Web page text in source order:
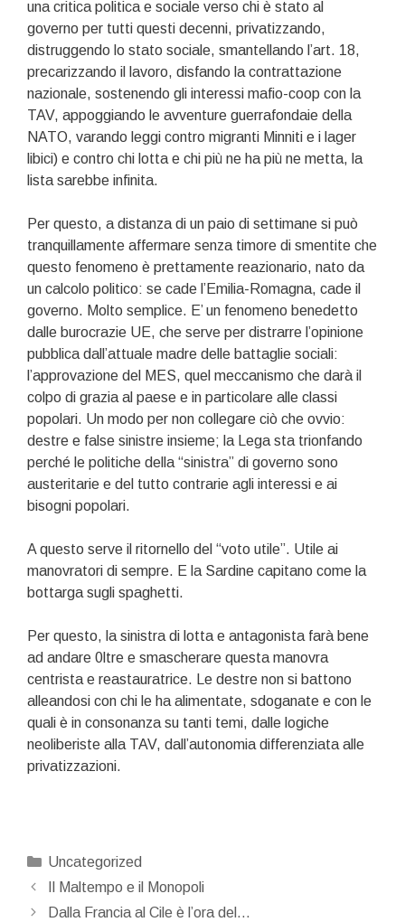
una critica politica e sociale verso chi è stato al
governo per tutti questi decenni, privatizzando,
distruggendo lo stato sociale, smantellando l’art. 18,
precarizzando il lavoro, disfando la contrattazione
nazionale, sostenendo gli interessi mafio-coop con la
TAV, appoggiando le avventure guerrafondaie della
NATO, varando leggi contro migranti Minniti e i lager
libici) e contro chi lotta e chi più ne ha più ne metta, la
lista sarebbe infinita.
Per questo, a distanza di un paio di settimane si può
tranquillamente affermare senza timore di smentite che
questo fenomeno è prettamente reazionario, nato da
un calcolo politico: se cade l’Emilia-Romagna, cade il
governo. Molto semplice. E’ un fenomeno benedetto
dalle burocrazie UE, che serve per distrarre l’opinione
pubblica dall’attuale madre delle battaglie sociali:
l’approvazione del MES, quel meccanismo che darà il
colpo di grazia al paese e in particolare alle classi
popolari. Un modo per non collegare ciò che ovvio:
destre e false sinistre insieme; la Lega sta trionfando
perché le politiche della “sinistra” di governo sono
austeritarie e del tutto contrarie agli interessi e ai
bisogni popolari.
A questo serve il ritornello del “voto utile”. Utile ai
manovratori di sempre. E la Sardine capitano come la
bottarga sugli spaghetti.
Per questo, la sinistra di lotta e antagonista farà bene
ad andare 0ltre e smascherare questa manovra
centrista e reastauratrice. Le destre non si battono
alleandosi con chi le ha alimentate, sdoganate e con le
quali è in consonanza su tanti temi, dalle logiche
neoliberiste alla TAV, dall’autonomia differenziata alle
privatizzazioni.
Categorie
Uncategorized
Navigazione
articolo
Il Maltempo e il Monopoli
Dalla Francia al Cile è l’ora del…